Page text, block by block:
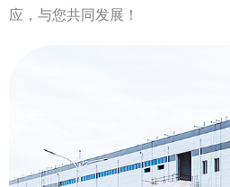
应，与您共同发展！